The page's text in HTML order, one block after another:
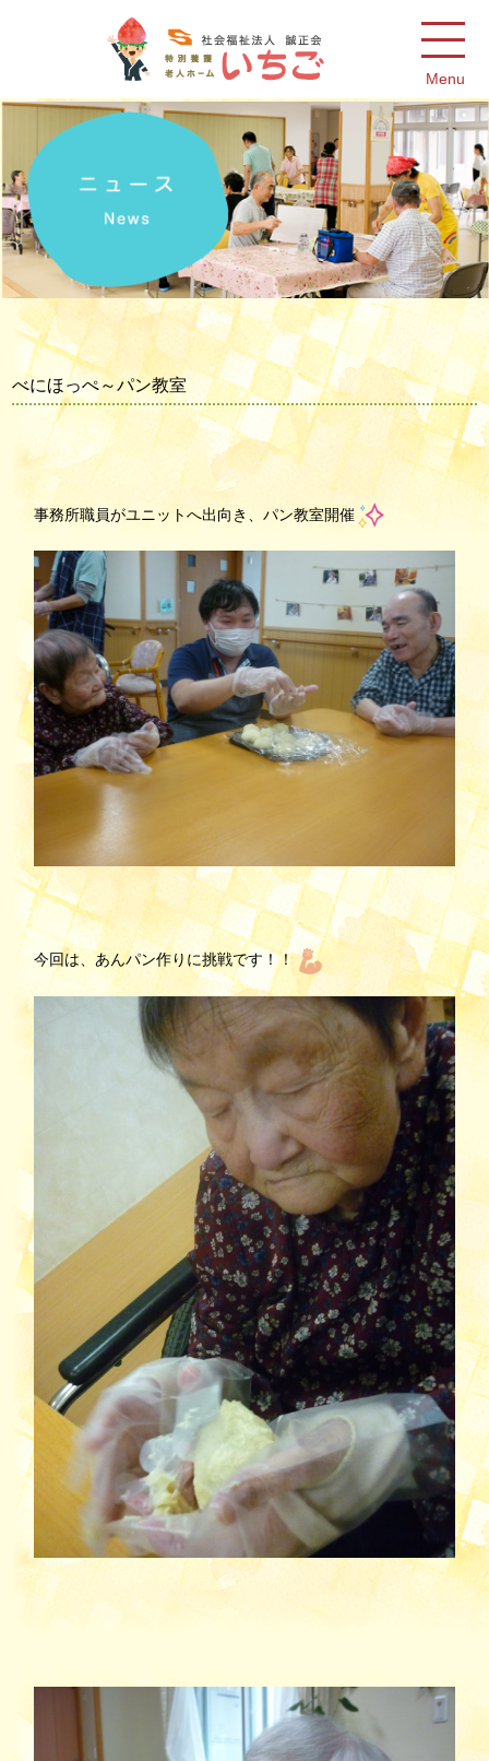
Menu
べにほっぺ～パン教室
事務所職員がユニットへ出向き、パン教室開催
今回は、あんパン作りに挑戦です！！